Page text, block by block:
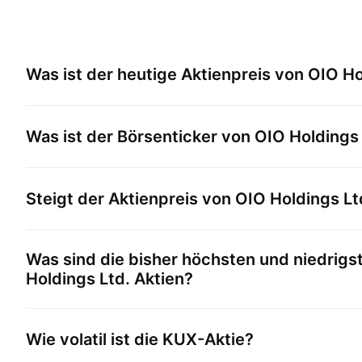
Was ist der heutige Aktienpreis von OIO
Was ist der Börsenticker von OIO
Steigt der Aktienpreis von OIO Holdings
Was sind die bisher höchsten und
Holdings Ltd. Aktien?
Wie volatil ist die KUX-Aktie?